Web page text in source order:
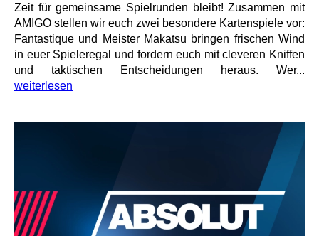
Zeit für gemeinsame Spielrunden bleibt! Zusammen mit
AMIGO stellen wir euch zwei besondere Kartenspiele vor:
Fantastique und Meister Makatsu bringen frischen Wind
in euer Spieleregal und fordern euch mit cleveren Kniffen
und taktischen Entscheidungen heraus. Wer...
weiterlesen